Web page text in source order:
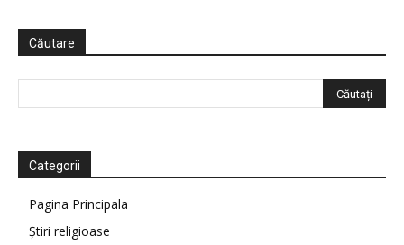
Căutare
Categorii
Pagina Principala
Știri religioase